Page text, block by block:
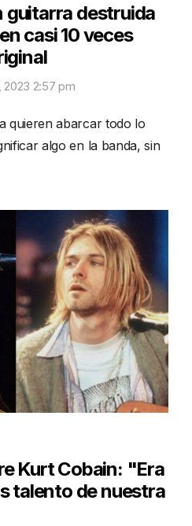
guitarra destruida
casi 10 veces
2023 2:57 pm
quieren abarcar todo lo
algo en la banda, sin
Kurt Cobain: "Era
talento de nuestra